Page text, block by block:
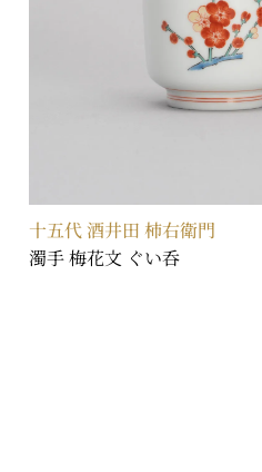
十五代 酒井田 柿右衛門
濁手 梅花文 ぐい呑